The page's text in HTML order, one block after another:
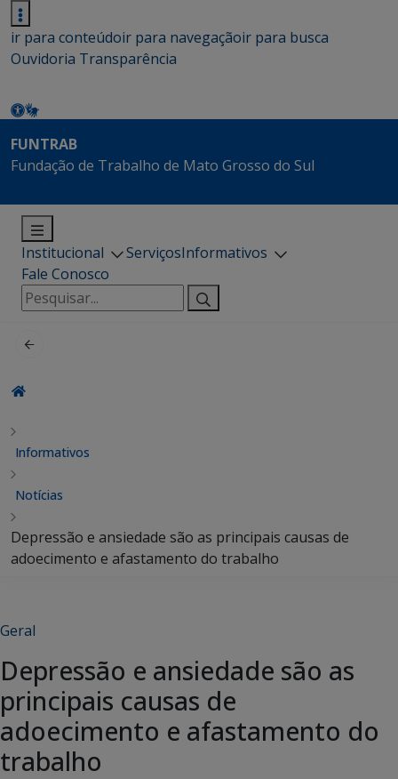
ir para conteúdoir para navegaçãoir para busca
Ouvidoria Transparência
FUNTRAB
Fundação de Trabalho de Mato Grosso do Sul
Institucional ServiçosInformativos
Fale Conosco
Pesquisar
por:
Informativos
Notícias
Depressão e ansiedade são as principais causas de
adoecimento e afastamento do trabalho
Geral
Depressão e ansiedade são as
principais causas de
adoecimento e afastamento do
trabalho